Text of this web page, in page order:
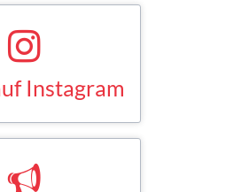
Neues auf Instagram
Saskia Esken bei Instagram
INSTAGRAM
Neues auf Mastodon